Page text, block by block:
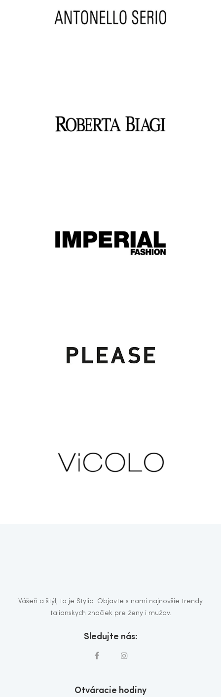
Vášeň a štýl, to je Stylia. Objavte s nami najnovšie trendy
talianskych značiek pre ženy i mužov.
Sledujte nás:
Otváracie hodiny